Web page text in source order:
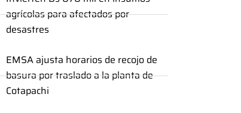
agrícolas para afectados por
desastres
EMSA ajusta horarios de recojo de
basura por traslado a la planta de
Cotapachi